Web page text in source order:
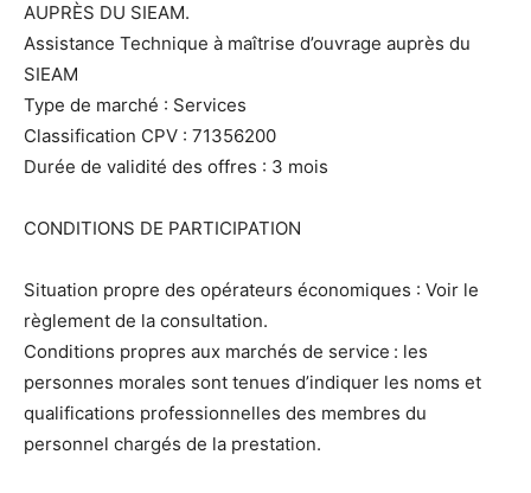
AUPRÈS DU SIEAM.
Assistance Technique à maîtrise d’ouvrage auprès du
SIEAM
Type de marché : Services
Classification CPV : 71356200
Durée de validité des offres : 3 mois
CONDITIONS DE PARTICIPATION
Situation propre des opérateurs économiques : Voir le
règlement de la consultation.
Conditions propres aux marchés de service : les
personnes morales sont tenues d’indiquer les noms et
qualifications professionnelles des membres du
personnel chargés de la prestation.